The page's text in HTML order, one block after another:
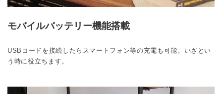
モバイルバッテリー機能搭載
USBコードを接続したらスマートフォン等の充電も可能。いざとい
う時に役立ちます。